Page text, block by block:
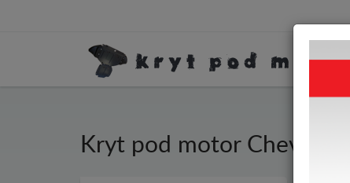
Kryt pod motor Chevrolet